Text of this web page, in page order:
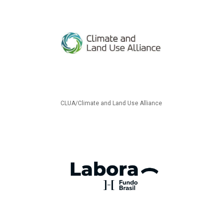
CLUA/Climate and Land Use Alliance